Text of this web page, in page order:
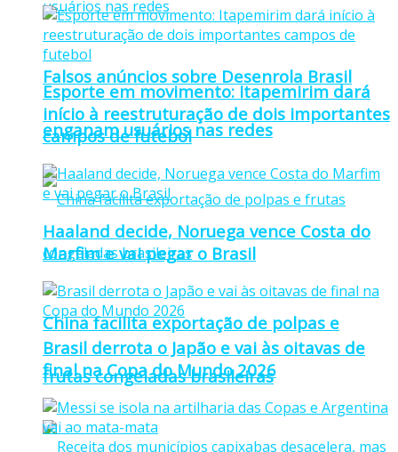
Falsos anúncios sobre Desenrola Brasil
enganam usuários nas redes
China facilita exportação de polpas e
frutas congeladas brasileiras
Esporte em movimento: Itapemirim dará
início à reestruturação de dois importantes
campos de futebol
Haaland decide, Noruega vence Costa do
Marfim e vai pegar o Brasil
Brasil derrota o Japão e vai às oitavas de
final na Copa do Mundo 2026